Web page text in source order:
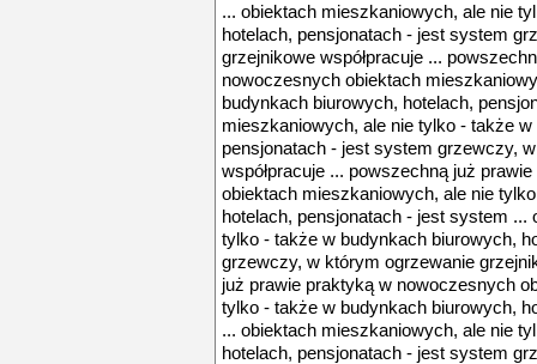
... obiektach mieszkaniowych, ale nie
hotelach, pensjonatach - jest system
grzejnikowe współpracuje ...
nowoczesnych obiektach
budynkach biurowych, hotelach,
mieszkaniowych, ale nie tylko - także
pensjonatach - jest system grzewczy,
współpracuje ... powszechną już
obiektach mieszkaniowych, ale nie
hotelach, pensjonatach - jest system
tylko - także w budynkach biurowych,
grzewczy, w którym ogrzewanie
już prawie praktyką w nowoczesnych
tylko - także w budynkach biurowych,
... obiektach mieszkaniowych, ale nie
hotelach, pensjonatach - jest system